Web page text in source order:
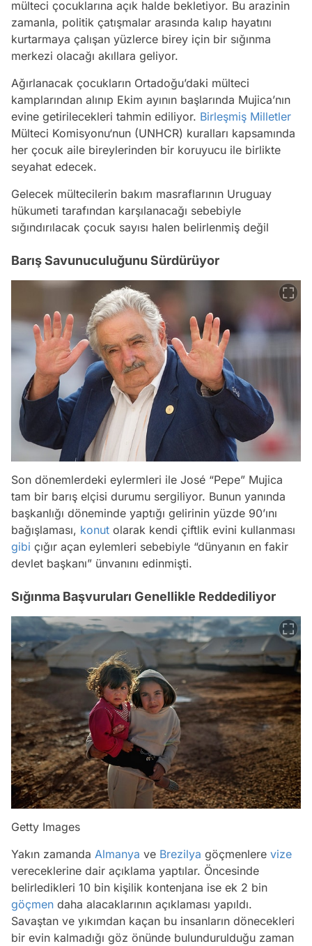
mülteci çocuklarına açık halde bekletiyor. Bu arazinin
zamanla, politik çatışmalar arasında kalıp hayatını
kurtarmaya çalışan yüzlerce birey için bir sığınma
merkezi olacağı akıllara geliyor.
Ağırlanacak çocukların Ortadoğu’daki mülteci
kamplarından alınıp Ekim ayının başlarında Mujica’nın
evine getirilecekleri tahmin ediliyor. Birleşmiş Milletler
Mülteci Komisyonu‘nun (UNHCR) kuralları kapsamında
her çocuk aile bireylerinden bir koruyucu ile birlikte
seyahat edecek.
Gelecek mültecilerin bakım masraflarının Uruguay
hükumeti tarafından karşılanacağı sebebiyle
sığındırılacak çocuk sayısı halen belirlenmiş değil
Barış Savunuculuğunu Sürdürüyor
Son dönemlerdeki eylermleri ile José “Pepe” Mujica
tam bir barış elçisi durumu sergiliyor. Bunun yanında
başkanlığı döneminde yaptığı gelirinin yüzde 90’ını
bağışlaması, konut olarak kendi çiftlik evini kullanması
gibi çığır açan eylemleri sebebiyle “dünyanın en fakir
devlet başkanı” ünvanını edinmişti.
Sığınma Başvuruları Genellikle Reddediliyor
Getty Images
Yakın zamanda Almanya ve Brezilya göçmenlere vize
vereceklerine dair açıklama yaptılar. Öncesinde
belirledikleri 10 bin kişilik kontenjana ise ek 2 bin
göçmen daha alacaklarının açıklaması yapıldı.
Savaştan ve yıkımdan kaçan bu insanların dönecekleri
bir evin kalmadığı göz önünde bulundurulduğu zaman